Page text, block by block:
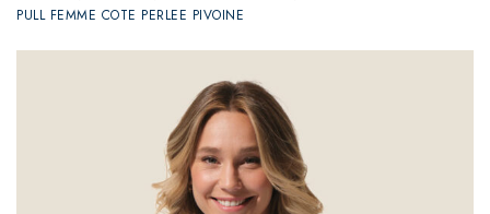
PULL FEMME COTE PERLEE PIVOINE